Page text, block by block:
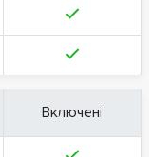
Включені